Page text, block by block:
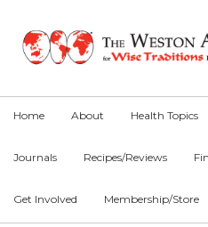
primary
main
primary
Home About Health Topics
Journals Recipes/Reviews
Get Involved Membership/Store